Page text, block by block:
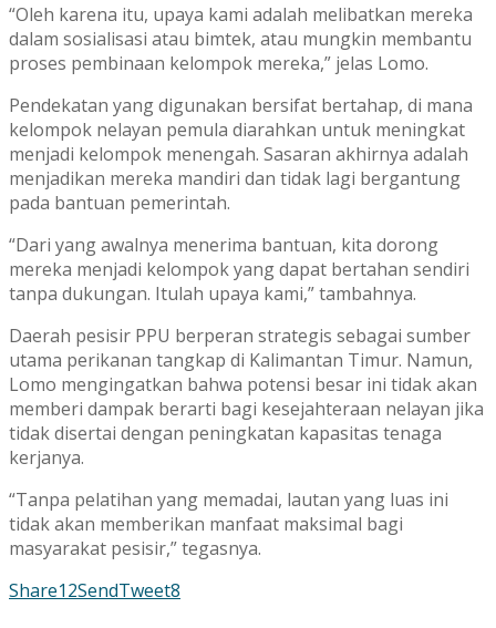
“Oleh karena itu, upaya kami adalah melibatkan mereka
dalam sosialisasi atau bimtek, atau mungkin membantu
proses pembinaan kelompok mereka,” jelas Lomo.
Pendekatan yang digunakan bersifat bertahap, di mana
kelompok nelayan pemula diarahkan untuk meningkat
menjadi kelompok menengah. Sasaran akhirnya adalah
menjadikan mereka mandiri dan tidak lagi bergantung
pada bantuan pemerintah.
“Dari yang awalnya menerima bantuan, kita dorong
mereka menjadi kelompok yang dapat bertahan sendiri
tanpa dukungan. Itulah upaya kami,” tambahnya.
Daerah pesisir PPU berperan strategis sebagai sumber
utama perikanan tangkap di Kalimantan Timur. Namun,
Lomo mengingatkan bahwa potensi besar ini tidak akan
memberi dampak berarti bagi kesejahteraan nelayan jika
tidak disertai dengan peningkatan kapasitas tenaga
kerjanya.
“Tanpa pelatihan yang memadai, lautan yang luas ini
tidak akan memberikan manfaat maksimal bagi
masyarakat pesisir,” tegasnya.
Share12SendTweet8